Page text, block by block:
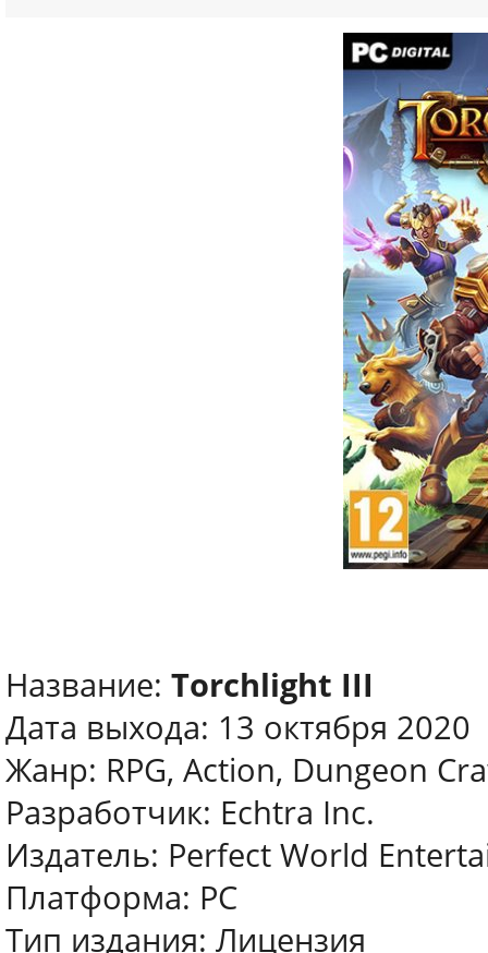
Название: Torchlight III
Дата выхода: 13 октября 2020
Жанр: RPG, Action, Dungeon
Разработчик: Echtra Inc.
Издатель: Perfect World
Платформа: PC
Тип издания: Лицензия